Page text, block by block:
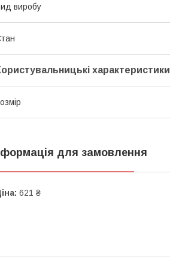
виробу
характеристики
для замовлення
621 ₴